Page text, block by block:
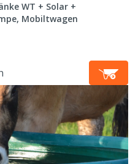
WT + Solar +
Mobiltwagen